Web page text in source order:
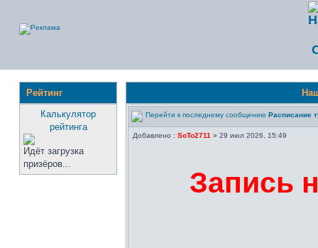
Рейтинг
Калькулятор
рейтинга
Идёт загрузка
призёров...
Расписание
Добавлено : SoTo2711 » 29 июл 2026, 15:49
Запись